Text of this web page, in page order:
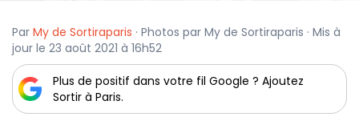
Par My de Sortiraparis · Photos par My de Sortiraparis · Mis à
jour le 23 août 2021 à 16h52
Plus de positif dans votre fil Google ? Ajoutez
Sortir à Paris.